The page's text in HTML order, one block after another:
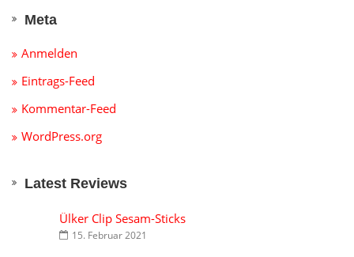
Meta
Anmelden
Eintrags-Feed
Kommentar-Feed
WordPress.org
Latest Reviews
Ülker Clip Sesam-Sticks
15. Februar 2021